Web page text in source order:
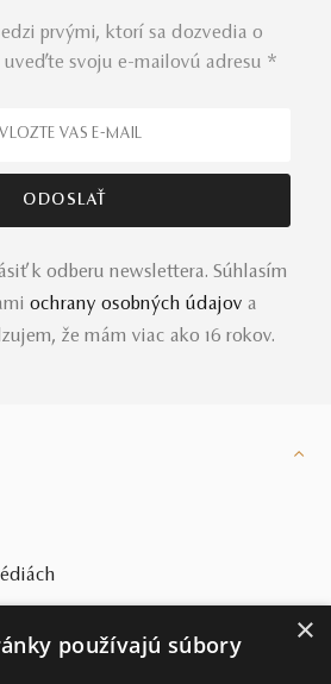
prvými, ktorí sa dozvedia o
uveďte svoju e-mailovú adresu *
k odberu newslettera. Súhlasím
ochrany osobných údajov a
že mám viac ako 16 rokov.
×
používajú súbory